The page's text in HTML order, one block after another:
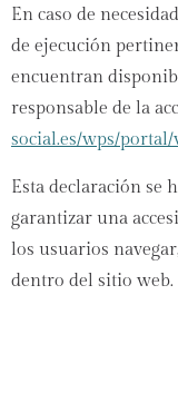
En caso de
de ejecución
encuentran
responsable de la
social.es/wps/
Esta declaración se
garantizar una
los usuarios
dentro del sitio web.